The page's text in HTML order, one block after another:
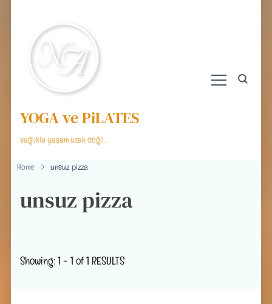
YOGA ve PiLATES
sağlıkla yaşam uzak değil…
Home unsuz pizza
unsuz pizza
Showing: 1 - 1 of 1 RESULTS